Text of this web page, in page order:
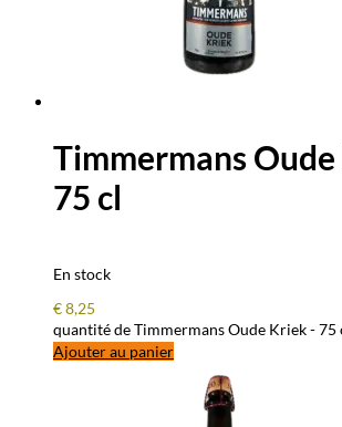
Timmermans
75 cl
En stock
€8,25
quantité de Timmermans Oude Kriek - 75
Ajouter au panier